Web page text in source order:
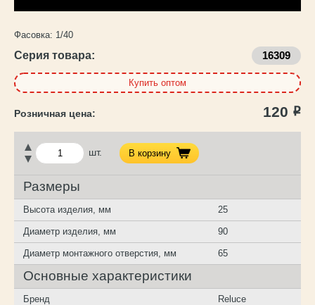
Фасовка: 1/40
Серия товара: 16309
Купить оптом
120 Р
шт. В корзину
Размеры
Высота изделия, мм 25
Диаметр изделия, мм 90
Диаметр монтажного отверстия, мм 65
Основные характеристики
Бренд Reluce